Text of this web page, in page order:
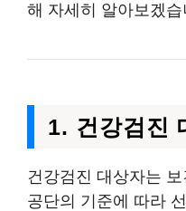
해 자세히 알아보겠습
1. 건강검진
건강검진 대상자는
공단의 기준에 따라